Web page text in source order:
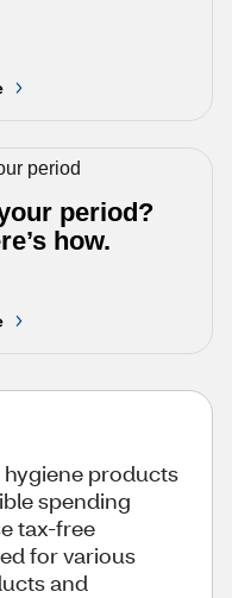
period?
how.
hygiene products
spending
tax-free
for various
and